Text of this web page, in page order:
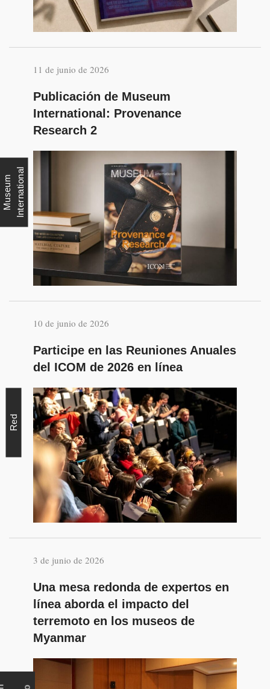
11 de junio de 2026
Publicación de Museum
International: Provenance
Research 2
M
u
s
e
u
m
I
n
t
e
r
n
a
t
i
o
n
al
10 de junio de 2026
Participe en las Reuniones Anuales
del ICOM de 2026 en línea
Red
3 de junio de 2026
Una mesa redonda de expertos en
línea aborda el impacto del
terremoto en los museos de
Myanmar